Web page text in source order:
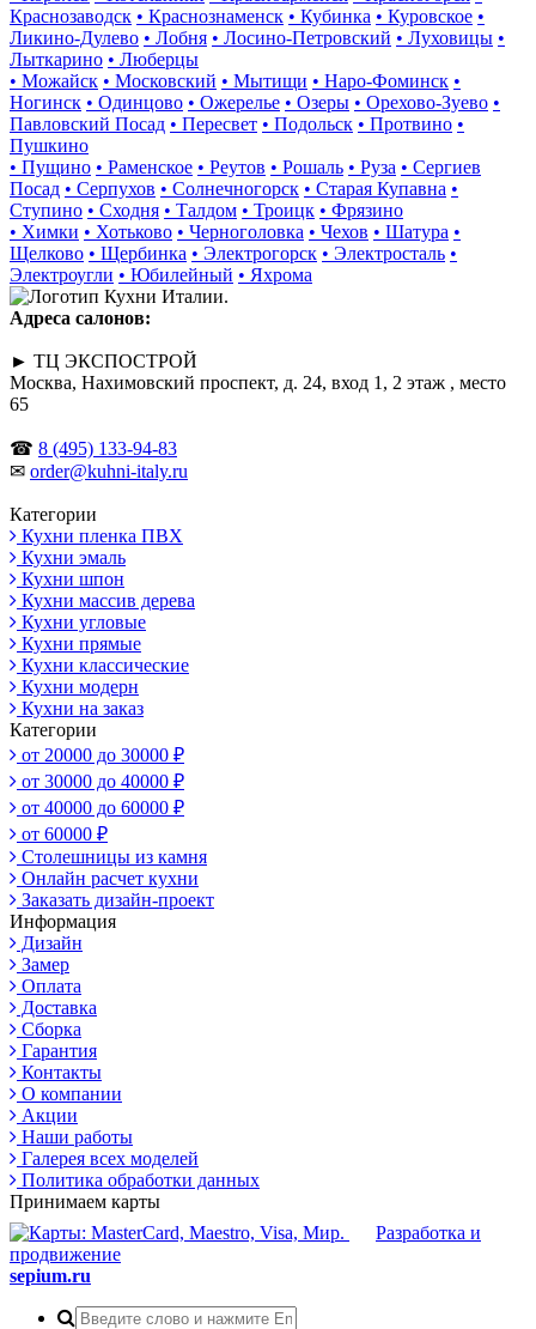
Краснозаводск • Краснознаменск • Кубинка • Куровское •
Ликино-Дулево • Лобня • Лосино-Петровский • Луховицы •
Лыткарино • Люберцы
• Можайск • Московский • Мытищи • Наро-Фоминск •
Ногинск • Одинцово • Ожерелье • Озеры • Орехово-Зуево •
Павловский Посад • Пересвет • Подольск • Протвино •
Пушкино
• Пущино • Раменское • Реутов • Рошаль • Руза • Сергиев
Посад • Серпухов • Солнечногорск • Старая Купавна •
Ступино • Сходня • Талдом • Троицк • Фрязино
• Химки • Хотьково • Черноголовка • Чехов • Шатура •
Щелково • Щербинка • Электрогорск • Электросталь •
Электроугли • Юбилейный • Яхрома
Адреса салонов:
► ТЦ ЭКСПОСТРОЙ
Москва, Нахимовский проспект, д. 24, вход 1, 2 этаж , место
65
☎ 8 (495) 133-94-83
✉ order@kuhni-italy.ru
Категории
Кухни пленка ПВХ
Кухни эмаль
Кухни шпон
Кухни массив дерева
Кухни угловые
Кухни прямые
Кухни классические
Кухни модерн
Кухни на заказ
Категории
от 20000 до 30000 ₽
от 30000 до 40000 ₽
от 40000 до 60000 ₽
от 60000 ₽
Столешницы из камня
Онлайн расчет кухни
Заказать дизайн-проект
Информация
Дизайн
Замер
Оплата
Доставка
Сборка
Гарантия
Контакты
О компании
Акции
Наши работы
Галерея всех моделей
Политика обработки данных
Принимаем карты
Разработка и
продвижение
sepium.ru